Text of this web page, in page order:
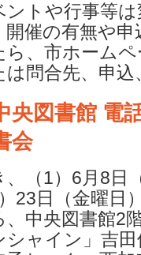
ントや行事等
開催の有無や
ら、市ホーム
は問合先、申
央図書館 電
会
、（1）6月8日
）23日（金曜日
、中央図書館2
シャイン」吉